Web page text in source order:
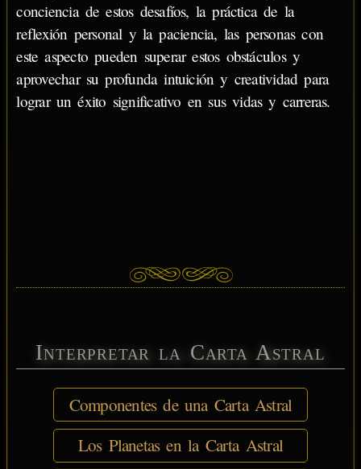
conciencia de estos desafíos, la práctica de la
reflexión personal y la paciencia, las personas con
este aspecto pueden superar estos obstáculos y
aprovechar su profunda intuición y creatividad para
lograr un éxito significativo en sus vidas y carreras.
Interpretar la Carta Astral
Componentes de una Carta Astral
Los Planetas en la Carta Astral